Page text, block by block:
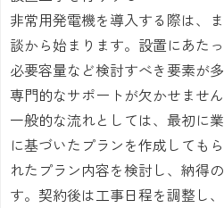
非常用発電機を導入する際は、
談から始まります。設置にあた
必要容量など検討すべき要素が
専門的なサポートが欠かせません
一般的な流れとしては、最初に
に基づいたプランを作成しても
れたプラン内容を検討し、納得
す。契約後は工事日程を調整し